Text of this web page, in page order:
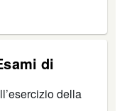
di
della